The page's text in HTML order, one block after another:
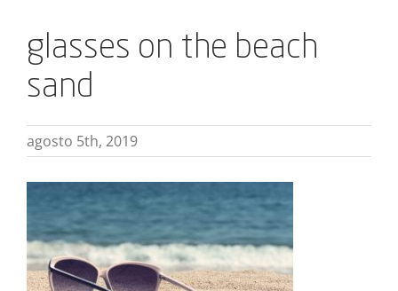
glasses on the beach
sand
agosto 5th, 2019